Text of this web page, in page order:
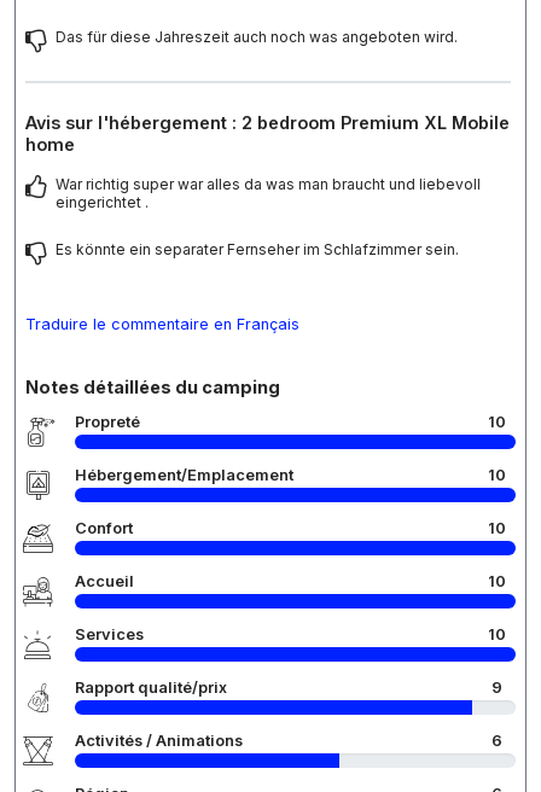
Das für diese Jahreszeit auch noch was angeboten wird.
Avis sur l'hébergement : 2 bedroom Premium XL Mobile
home
War richtig super war alles da was man braucht und liebevoll
eingerichtet .
Es könnte ein separater Fernseher im Schlafzimmer sein.
Traduire le commentaire en Français
Notes détaillées du camping
Propreté 10
Hébergement/Emplacement 10
Confort 10
Accueil 10
Services 10
Rapport qualité/prix 9
Activités / Animations 6